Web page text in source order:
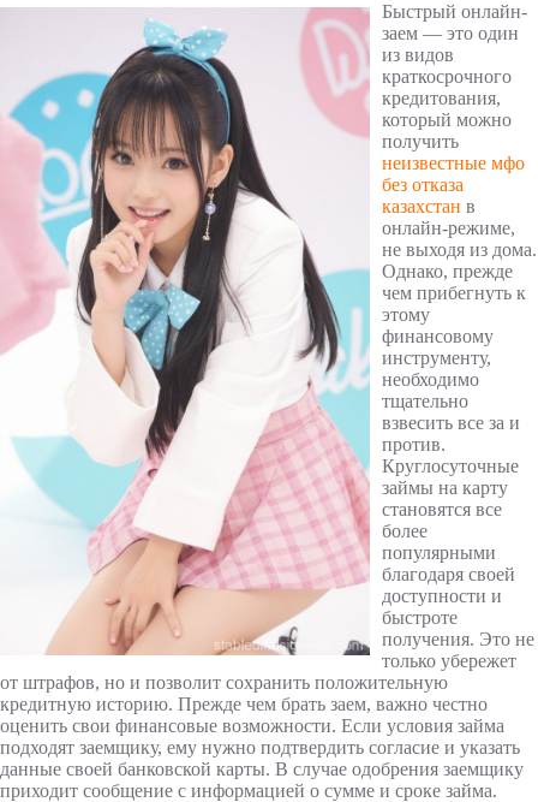
Быстрый онлайн-
заем — это один
из видов
краткосрочного
кредитования,
который можно
получить
неизвестные мфо
без отказа
казахстан в
онлайн-режиме,
не выходя из дома.
Однако, прежде
чем прибегнуть к
этому
финансовому
инструменту,
необходимо
тщательно
взвесить все за и
против.
Круглосуточные
займы на карту
становятся все
более
популярными
благодаря своей
доступности и
быстроте
получения. Это не
только убережет
от штрафов, но и позволит сохранить положительную
кредитную историю. Прежде чем брать заем, важно честно
оценить свои финансовые возможности. Если условия займа
подходят заемщику, ему нужно подтвердить согласие и указать
данные своей банковской карты. В случае одобрения заемщику
приходит сообщение с информацией о сумме и сроке займа.